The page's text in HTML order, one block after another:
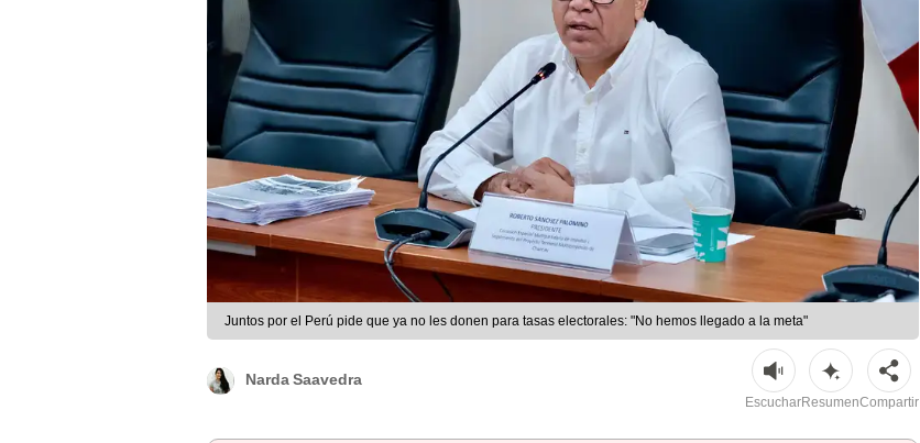
Juntos por el Perú pide que ya no les donen para tasas electorales: "No hemos llegado a la meta"
Narda Saavedra
EscucharResumenCompartir